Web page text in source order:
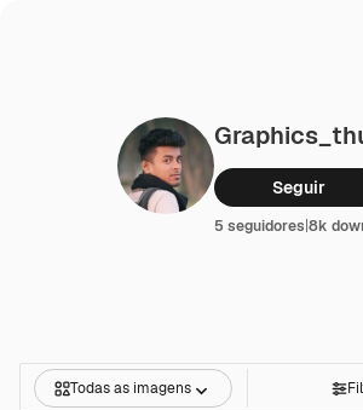
Seguir
5 seguidores|8k
Todas as imagens